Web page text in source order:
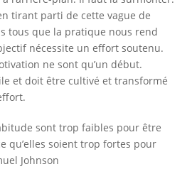
tirant parti de cette vague de
tous que la pratique nous rend
nécessite un effort soutenu.
ne sont qu’un début.
et doit être cultivé et transformé
sont trop faibles pour être
qu’elles soient trop fortes pour
Johnson